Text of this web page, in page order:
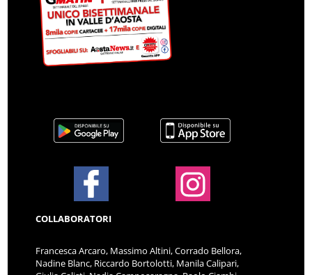
COLLABORATORI
Francesca Arcaro, Massimo Altini, Corrado Bellora,
Nadine Blanc, Riccardo Bortolotti, Manila Calipari,